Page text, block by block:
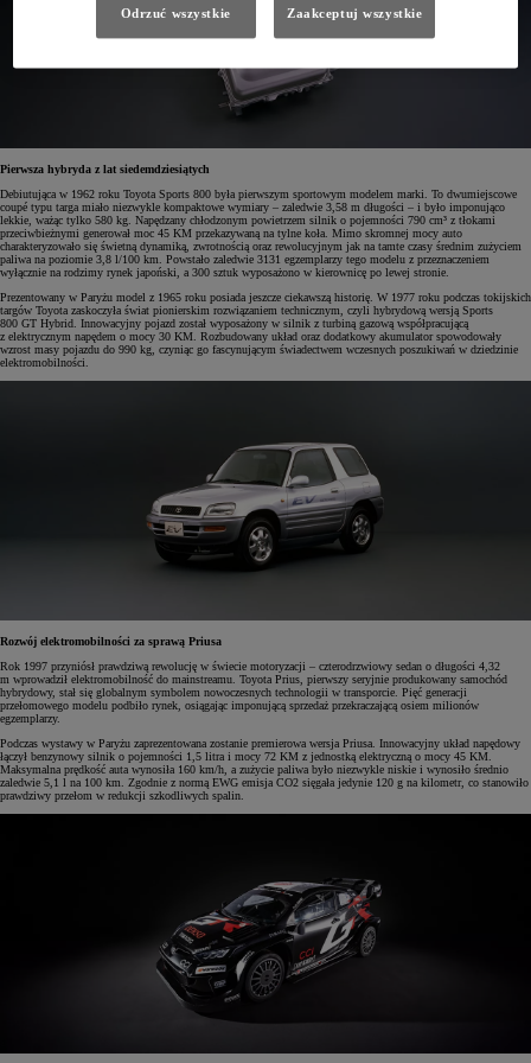
Pierwsza hybryda z lat siedemdziesiątych
Debiutująca w 1962 roku Toyota Sports 800 była pierwszym sportowym modelem marki. To dwumiejscowe
coupé typu targa miało niezwykle kompaktowe wymiary – zaledwie 3,58 m długości – i było imponująco
lekkie, ważąc tylko 580 kg. Napędzany chłodzonym powietrzem silnik o pojemności 790 cm³ z tłokami
przeciwbieżnymi generował moc 45 KM przekazywaną na tylne koła. Mimo skromnej mocy auto
charakteryzowało się świetną dynamiką, zwrotnością oraz rewolucyjnym jak na tamte czasy średnim zużyciem
paliwa na poziomie 3,8 l/100 km. Powstało zaledwie 3131 egzemplarzy tego modelu z przeznaczeniem
wyłącznie na rodzimy rynek japoński, a 300 sztuk wyposażono w kierownicę po lewej stronie.
Prezentowany w Paryżu model z 1965 roku posiada jeszcze ciekawszą historię. W 1977 roku podczas tokijskich
targów Toyota zaskoczyła świat pionierskim rozwiązaniem technicznym, czyli hybrydową wersją Sports
800 GT Hybrid. Innowacyjny pojazd został wyposażony w silnik z turbiną gazową współpracującą
z elektrycznym napędem o mocy 30 KM. Rozbudowany układ oraz dodatkowy akumulator spowodowały
wzrost masy pojazdu do 990 kg, czyniąc go fascynującym świadectwem wczesnych poszukiwań w dziedzinie
elektromobilności.
Rozwój elektromobilności za sprawą Priusa
Rok 1997 przyniósł prawdziwą rewolucję w świecie motoryzacji – czterodrzwiowy sedan o długości 4,32
m wprowadził elektromobilność do mainstreamu. Toyota Prius, pierwszy seryjnie produkowany samochód
hybrydowy, stał się globalnym symbolem nowoczesnych technologii w transporcie. Pięć generacji
przełomowego modelu podbiło rynek, osiągając imponującą sprzedaż przekraczającą osiem milionów
egzemplarzy.
Podczas wystawy w Paryżu zaprezentowana zostanie premierowa wersja Priusa. Innowacyjny układ napędowy
łączył benzynowy silnik o pojemności 1,5 litra i mocy 72 KM z jednostką elektryczną o mocy 45 KM.
Maksymalna prędkość auta wynosiła 160 km/h, a zużycie paliwa było niezwykle niskie i wynosiło średnio
zaledwie 5,1 l na 100 km. Zgodnie z normą EWG emisja CO2 sięgała jedynie 120 g na kilometr, co stanowiło
prawdziwy przełom w redukcji szkodliwych spalin.
Odrzuć wszystkie Zaakceptuj wszystkie